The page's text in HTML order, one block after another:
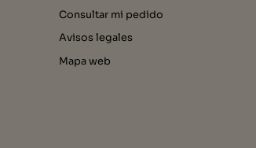
Consultar mi pedido
Avisos legales
Mapa web